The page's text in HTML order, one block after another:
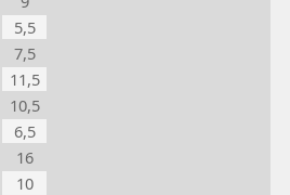
5,5
7,5
11,5
10,5
6,5
16
10